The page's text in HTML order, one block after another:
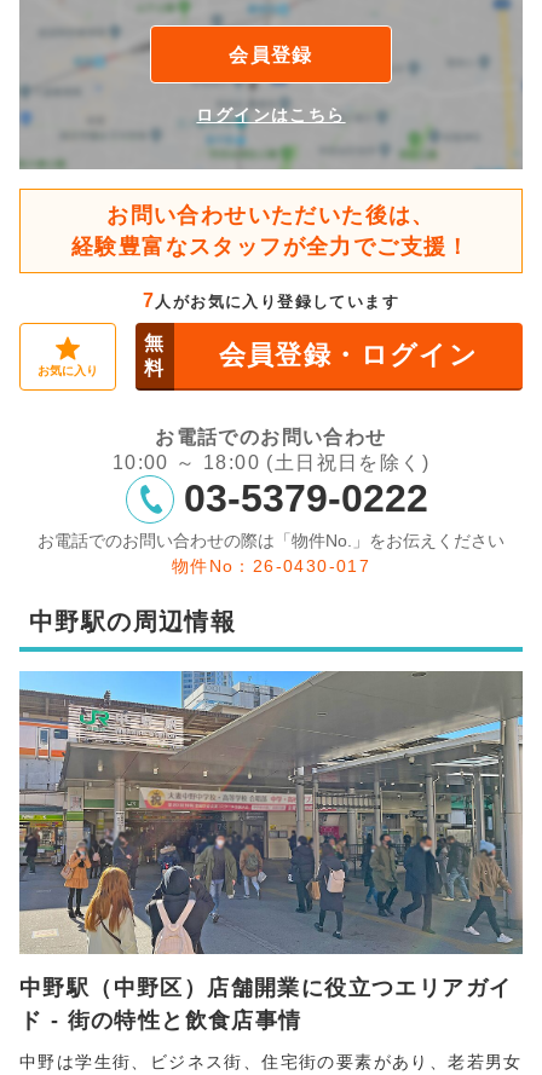
会員登録
ログインはこちら
お問い合わせいただいた後は、
経験豊富なスタッフが全力でご支援！
7人がお気に入り登録しています
お気に入り
無
料
会員登録・ログイン
お電話でのお問い合わせ
10:00 ～ 18:00 (土日祝日を除く)
03-5379-0222
お電話でのお問い合わせの際は「物件No.」をお伝えください
物件No：26-0430-017
中野駅の周辺情報
中野駅（中野区）店舗開業に役立つエリアガイ
ド - 街の特性と飲食店事情
中野は学生街、ビジネス街、住宅街の要素があり、老若男女